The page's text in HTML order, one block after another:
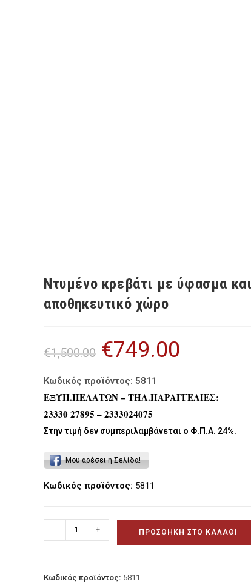
Ντυμένο κρεβάτι με ύφασμα και
αποθηκευτικό χώρο
€1,500.00
Original
price
was:
€749.00
Κωδικός προϊόντος: 5811
ΕΞΥΠ.ΠΕΛΑΤΩΝ – ΤΗΛ.ΠΑΡΑΓΓΕΛΙΕΣ:
23330 27895 – 2333024075
Στην τιμή δεν συμπεριλαμβάνεται ο Φ.Π.Α. 24%.
Μου αρέσει η Σελίδα!
Κωδικός προϊόντος: 5811
Ντυμένο
κρεβάτι
- + ΠΡΟΣΘΉΚΗ ΣΤΟ ΚΑΛΆΘΙ
Κωδικός προϊόντος: 5811